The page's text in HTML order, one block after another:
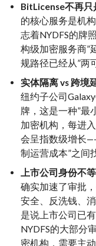
BitLicense不再只
的核心服务是机
志着NYDFS的牌
构级加密服务商”
规路径已经从”两
实体隔离 vs 跨境
纽约子公司
牌，这是一种”最
加密机构，每进
会呈指数级增长
制运营成本”之间
上市公司身份不
确实加速了审批
安全、反洗钱、
是说上市公司已
NYDFS的大部分
密机构，需要主